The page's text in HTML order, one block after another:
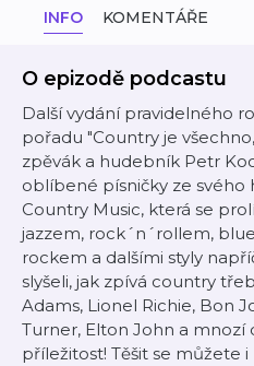
INFO KOMENTÁŘE
O epizodě podcastu
Další vydání pravidelného
pořadu "Country je
zpěvák a hudebník ⁠⁠⁠⁠⁠⁠⁠⁠⁠Petr
oblíbené písničky ze svého
Country Music, která se
jazzem, rock´n´rollem,
rockem a dalšími styly
slyšeli, jak zpívá country
Adams, Lionel Richie, Bon
Turner, Elton John a mnozí
příležitost! Těšit se můžete